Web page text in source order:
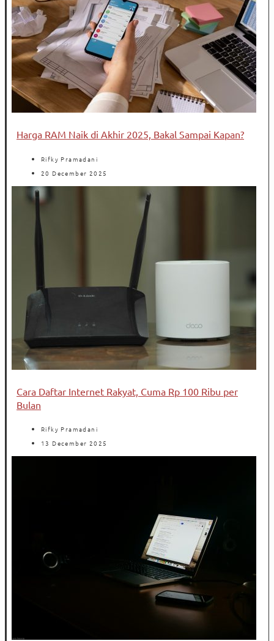
Harga RAM Naik di Akhir 2025, Bakal Sampai Kapan?
Rifky Pramadani
20 December 2025
Cara Daftar Internet Rakyat, Cuma Rp 100 Ribu per
Bulan
Rifky Pramadani
13 December 2025